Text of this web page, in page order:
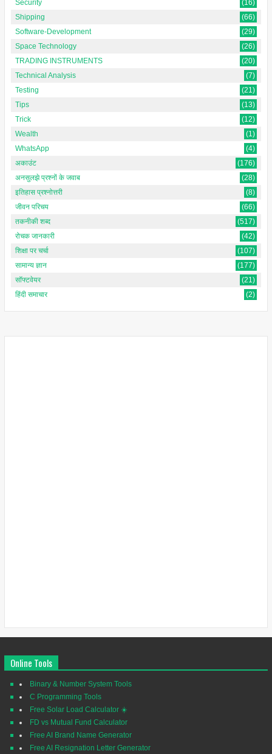
Security
(16)
Shipping
(66)
Software-Development
(29)
Space Technology
(26)
TRADING INSTRUMENTS
(20)
Technical Analysis
(7)
Testing
(21)
Tips
(13)
Trick
(12)
Wealth
(1)
WhatsApp
(4)
अकाउंट
(176)
अनसुलझे प्रश्नों के जवाब
(28)
इतिहास प्रश्नोत्तरी
(8)
जीवन परिचय
(66)
तकनीकी शब्द
(517)
रोचक जानकारी
(42)
शिक्षा पर चर्चा
(107)
सामान्य ज्ञान
(177)
सॉफ्टवेयर
(21)
हिंदी समाचार
(2)
Online Tools
Binary & Number System Tools
C Programming Tools
Free Solar Load Calculator ☀️
FD vs Mutual Fund Calculator
Free AI Brand Name Generator
Free AI Resignation Letter Generator